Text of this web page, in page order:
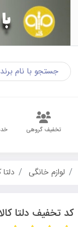
تخفیف گروهی
لوازم خانگی دلتا
کد تخفیف دلتا